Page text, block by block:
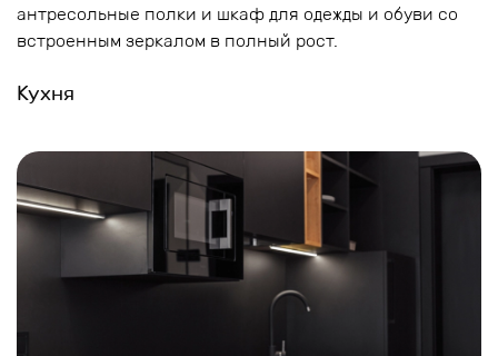
антресольные полки и шкаф для одежды и обуви со
встроенным зеркалом в полный рост.
Кухня